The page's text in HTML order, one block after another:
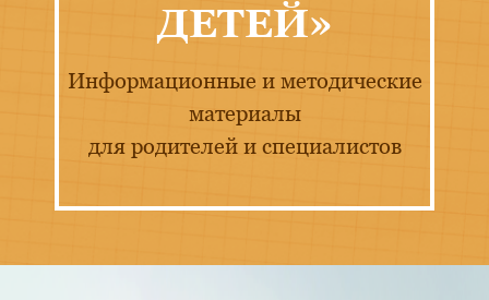
ДЕТЕЙ»
Информационные и методические
материалы
для родителей и специалистов